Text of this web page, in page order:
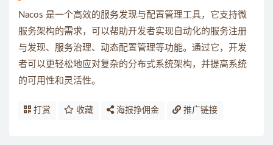
Nacos 是一个高效的服务发现与配置管理工具，它支持微
服务架构的需求，可以帮助开发者实现自动化的服务注册
与发现、服务治理、动态配置管理等功能。通过它，开发
者可以更轻松地应对复杂的分布式系统架构，并提高系统
的可用性和灵活性。
打赏 收藏 海报挣佣金 推广链接